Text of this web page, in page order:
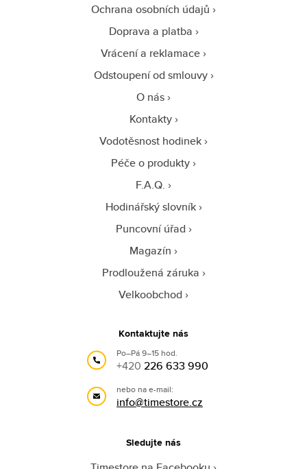
Ochrana osobních údajů
Doprava a platba
Vrácení a reklamace
Odstoupení od smlouvy
O nás
Kontakty
Vodotěsnost hodinek
Péče o produkty
F.A.Q.
Hodinářský slovník
Puncovní úřad
Magazín
Prodloužená záruka
Velkoobchod
Kontaktujte nás
Po–Pá 9–15 hod.
+420 226 633 990
nebo na e-mail:
info@timestore.cz
Sledujte nás